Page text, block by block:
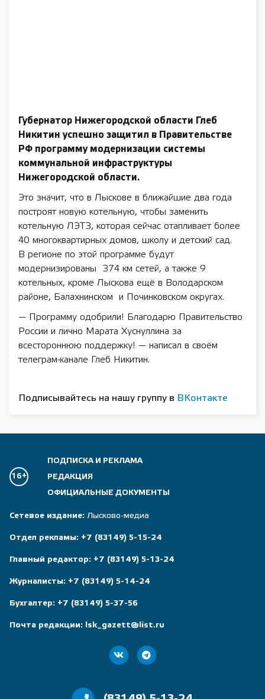
Губернатор Нижегородской области Глеб
Никитин успешно защитил в Правительстве
РФ программу модернизации системы
коммунальной инфраструктуры
Нижегородской области.
Это значит, что в Лыскове в ближайшие два года
построят новую котельную, чтобы заменить
котельную ЛЭТЗ, которая сейчас отапливает более
40 многоквартирных домов, школу и детский сад.
В регионе по этой программе будут
модернизированы 374 км сетей, а также 9
котельных, кроме Лыскова ещё в Володарском
районе, Балахнинском и Починковском округах.
— Программу одобрили! Благодарю Правительство
России и лично Марата Хуснуллина за
всестороннюю поддержку! — написал в своём
телеграм-канале Глеб Никитин.
Подписывайтесь на нашу группу в ВКонтакте
16+
ПОДПИСКА И РЕКЛАМА
РЕДАКЦИЯ
ОФИЦИАЛЬНЫЕ ДОКУМЕНТЫ
Сетевое издание: Лысково-медиа
Отдел рекламы: +7 (83149) 5-15-24
Главный редактор: +7 (83149) 5-13-24
Журналисты: +7 (83149) 5-14-24
Бухгалтер: +7 (83149) 5-37-56
Почта редакции: lsk_gazett@list.ru